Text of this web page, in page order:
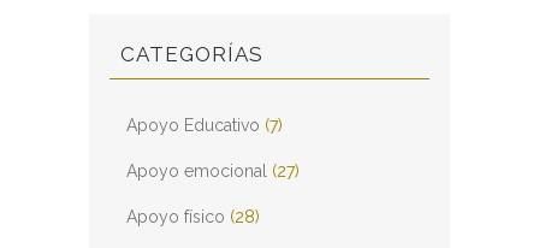
CATEGORÍAS
Apoyo Educativo (7)
Apoyo emocional (27)
Apoyo físico (28)